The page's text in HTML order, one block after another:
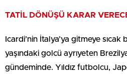
TATİL DÖNÜŞÜ KARAR
Icardi’nin İtalya’ya gitmeye sıcak
yaşındaki golcü ayrıyeten
gündeminde. Yıldız futbolcu,